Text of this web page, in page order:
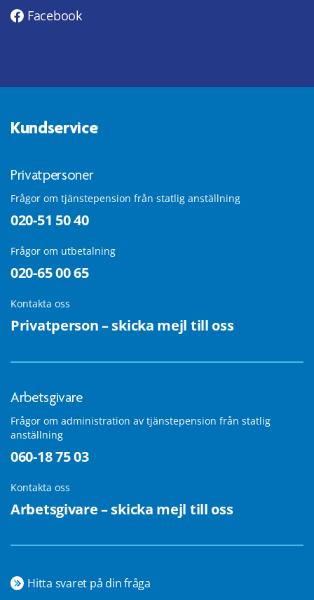
Facebook
Kundservice
Privatpersoner
Frågor om tjänstepension från statlig anställning
020-51 50 40
Frågor om utbetalning
020-65 00 65
Kontakta oss
Privatperson – skicka mejl till oss
Arbetsgivare
Frågor om administration av tjänstepension från statlig
anställning
060-18 75 03
Kontakta oss
Arbetsgivare – skicka mejl till oss
Hitta svaret på din fråga